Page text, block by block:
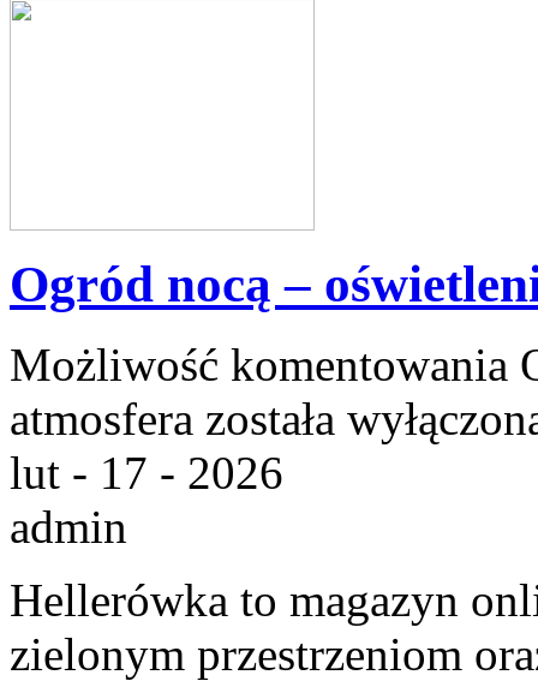
Ogród nocą –
Możliwość komentowania
atmosfera została
lut - 17 - 2026
admin
Hellerówka to magazyn
zielonym przestrzeniom